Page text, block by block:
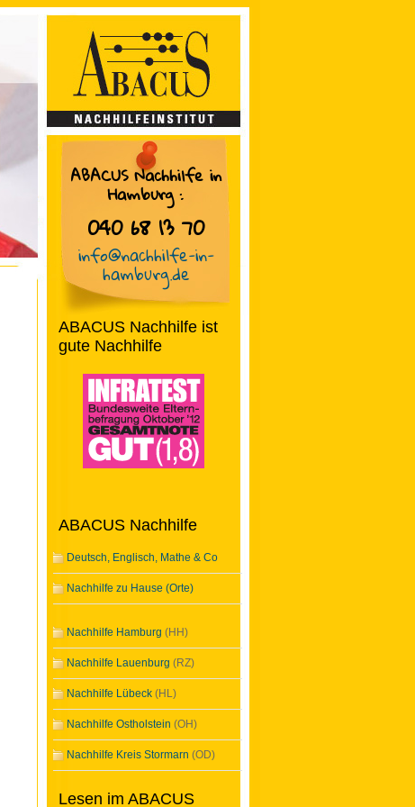
ABACUS Nachhilfe in
Hamburg:
040 68 13 70
info@nachhilfe-in-
hamburg.de
ABACUS Nachhilfe ist
gute Nachhilfe
ABACUS Nachhilfe
Deutsch, Englisch, Mathe & Co
Nachhilfe zu Hause (Orte)
Nachhilfe Hamburg (HH)
Nachhilfe Lauenburg (RZ)
Nachhilfe Lübeck (HL)
Nachhilfe Ostholstein (OH)
Nachhilfe Kreis Stormarn (OD)
Lesen im ABACUS